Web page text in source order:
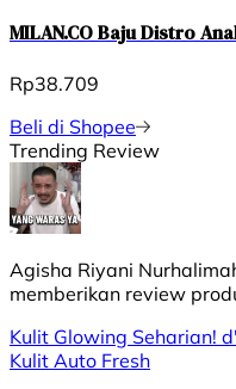
MILAN.CO Baju Distro
Rp38.709
Beli di Shopee
Trending Review
Agisha Riyani
memberikan review
Kulit Glowing Seharian!
Kulit Auto Fresh